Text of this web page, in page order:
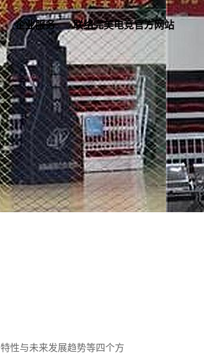
企业服务 联络完美电竞官方网站
性与未来发展趋势等四个方